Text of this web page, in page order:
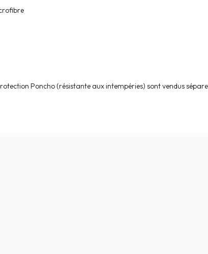
Poncho (résistante aux intempéries) sont vendus